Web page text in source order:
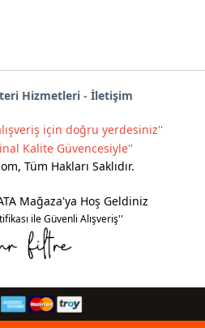
Hizmetleri - İletişim
için doğru yerdesiniz''
Kalite Güvencesiyle''
, Tüm Hakları Saklıdır.
ile Güvenli Alışveriş''